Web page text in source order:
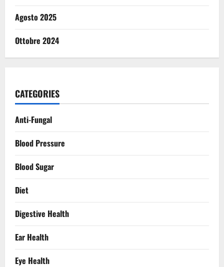
Agosto 2025
Ottobre 2024
CATEGORIES
Anti-Fungal
Blood Pressure
Blood Sugar
Diet
Digestive Health
Ear Health
Eye Health